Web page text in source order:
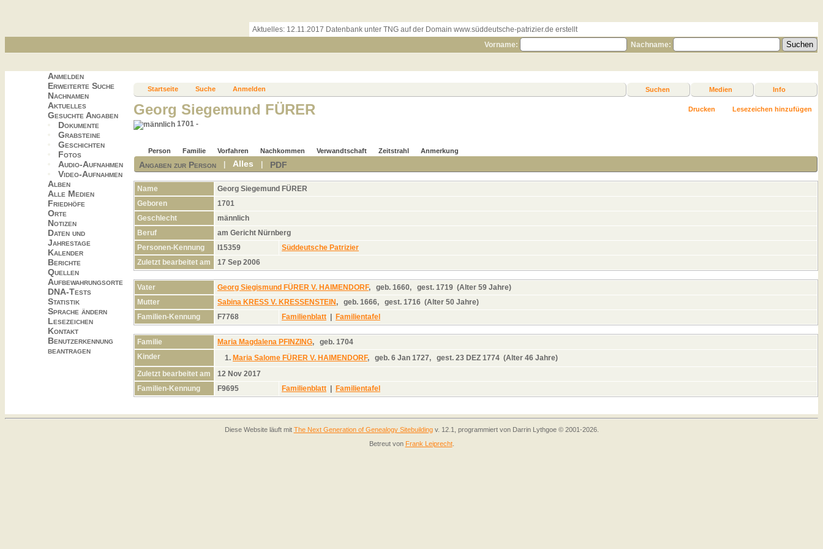
Aktuelles: 12.11.2017 Datenbank unter TNG auf der Domain www.süddeutsche-patrizier.de erstellt
Vorname:
Nachname:
Anmelden
Erweiterte Suche
Nachnamen
Aktuelles
Gesuchte Angaben
Dokumente
Grabsteine
Geschichten
Fotos
Audio-Aufnahmen
Video-Aufnahmen
Alben
Alle Medien
Friedhöfe
Orte
Notizen
Daten und
Jahrestage
Kalender
Berichte
Quellen
Aufbewahrungsorte
DNA-Tests
Statistik
Sprache ändern
Lesezeichen
Kontakt
Benutzerkennung
beantragen
Startseite Suche Anmelden Suchen Medien Info
Drucken Lesezeichen hinzufügen
Georg Siegemund FÜRER
1701 -
Person Familie Vorfahren Nachkommen Verwandtschaft Zeitstrahl Anmerkung
Angaben zur Person | Alles | PDF
Name Georg Siegemund FÜRER
Geboren
1701
Geschlecht
männlich
Beruf
am Gericht Nürnberg
Personen-Kennung
I15359
Süddeutsche Patrizier
Zuletzt bearbeitet am
17 Sep 2006
Vater Georg Siegismund FÜRER V. HAIMENDORF, geb. 1660, gest. 1719 (Alter 59 Jahre)
Mutter
Sabina KRESS V. KRESSENSTEIN , geb. 1666, gest. 1716 (Alter 50 Jahre)
Familien-Kennung
F7768 Familienblatt Familientafel
Familie Maria Magdalena PFINZING, geb. 1704
Kinder
1. Maria Salome FÜRER V. HAIMENDORF, geb. 6 Jan 1727, gest. 23 DEZ 1774 (Alter 46 Jahre)
Zuletzt bearbeitet am
12 Nov 2017
Familien-Kennung
F9695 Familienblatt Familientafel
Diese Website läuft mit The Next Generation of Genealogy Sitebuildingv. 12.1, programmiert von Darrin Lythgoe © 2001-2026.
Betreut von Frank Leiprecht.